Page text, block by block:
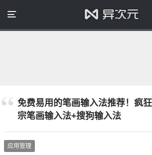
免费易用的笔画输入法推荐！疯
宗笔画输入法+搜狗输入法
应用管理